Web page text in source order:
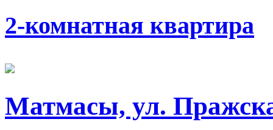
2-комнатная квартира
Матмаcы, ул.